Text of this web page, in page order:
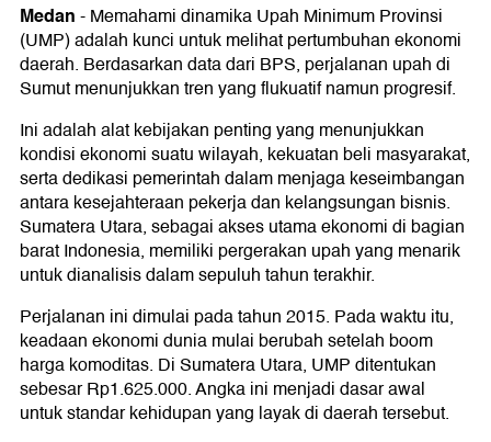
Medan-Memahami dinamika Upah Minimum Provinsi
(UMP) adalah kunci untuk melihat pertumbuhan ekonomi
daerah. Berdasarkan data dari BPS, perjalanan upah di
Sumut menunjukkan tren yang flukuatif namun progresif.
Ini adalah alat kebijakan penting yang menunjukkan
kondisi ekonomi suatu wilayah, kekuatan beli masyarakat,
serta dedikasi pemerintah dalam menjaga keseimbangan
antara kesejahteraan pekerja dan kelangsungan bisnis.
Sumatera Utara, sebagai akses utama ekonomi di bagian
barat Indonesia, memiliki pergerakan upah yang menarik
untuk dianalisis dalam sepuluh tahun terakhir.
Perjalanan ini dimulai pada tahun 2015. Pada waktu itu,
keadaan ekonomi dunia mulai berubah setelah boom
harga komoditas. Di Sumatera Utara, UMP ditentukan
sebesar Rp1.625.000. Angka ini menjadi dasar awal
untuk standar kehidupan yang layak di daerah tersebut.